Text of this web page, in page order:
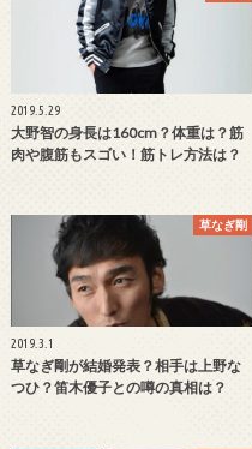
2019.5.29
大野智の身長は160cm？体重は？筋
肉や腹筋もスゴい！筋トレ方法は？
草なぎ剛
2019.3.1
草なぎ剛が結婚発表？相手は上野な
つひ？笛木優子との噂の真相は？